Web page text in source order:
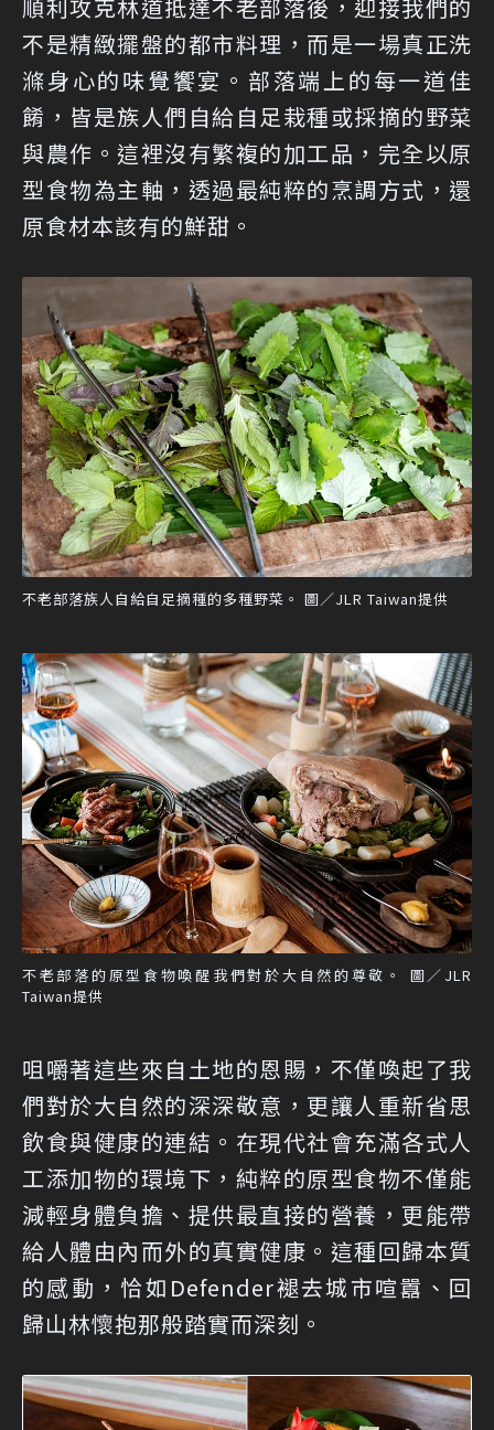
順利攻克林道抵達不老部落後，迎接我們的
不是精緻擺盤的都市料理，而是一場真正洗
滌身心的味覺饗宴。部落端上的每一道佳
餚，皆是族人們自給自足栽種或採摘的野菜
與農作。這裡沒有繁複的加工品，完全以原
型食物為主軸，透過最純粹的烹調方式，還
原食材本該有的鮮甜。
不老部落族人自給自足摘種的多種野菜。 圖／JLR Taiwan提供
不老部落的原型食物喚醒我們對於大自然的尊敬。 圖／JLR
Taiwan提供
咀嚼著這些來自土地的恩賜，不僅喚起了我
們對於大自然的深深敬意，更讓人重新省思
飲食與健康的連結。在現代社會充滿各式人
工添加物的環境下，純粹的原型食物不僅能
減輕身體負擔、提供最直接的營養，更能帶
給人體由內而外的真實健康。這種回歸本質
的感動，恰如Defender褪去城市喧囂、回
歸山林懷抱那般踏實而深刻。